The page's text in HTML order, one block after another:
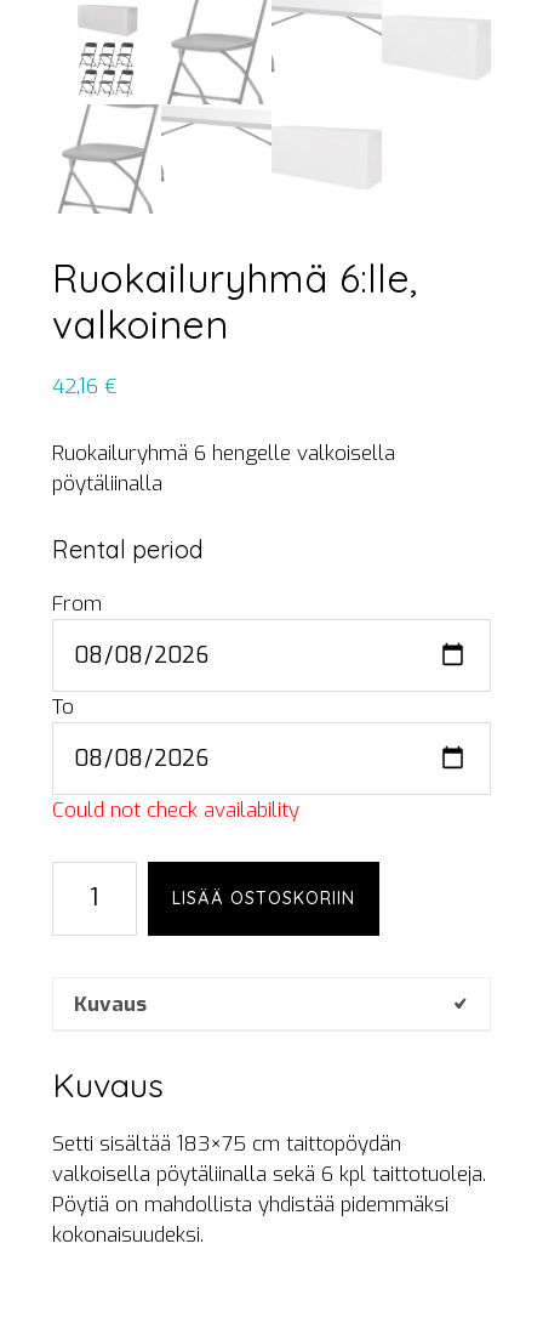
Ruokailuryhmä 6:lle,
valkoinen
42,16 €
Ruokailuryhmä 6 hengelle valkoisella
pöytäliinalla
Rental period
From
To
Could not check availability
valkoinen
LISÄÄ OSTOSKORIIN
Kuvaus
Kuvaus
Setti sisältää 183×75 cm taittopöydän
valkoisella pöytäliinalla sekä 6 kpl taittotuoleja.
Pöytiä on mahdollista yhdistää pidemmäksi
kokonaisuudeksi.